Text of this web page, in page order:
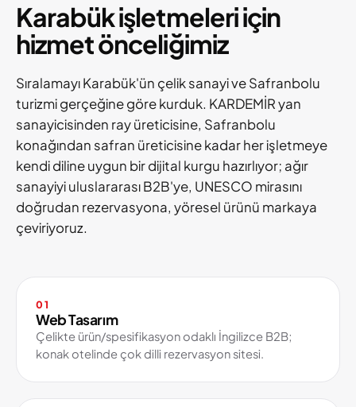
Karabük işletmeleri için
hizmet önceliğimiz
Sıralamayı Karabük'ün çelik sanayi ve Safranbolu
turizmi gerçeğine göre kurduk. KARDEMİR yan
sanayicisinden ray üreticisine, Safranbolu
konağından safran üreticisine kadar her işletmeye
kendi diline uygun bir dijital kurgu hazırlıyor; ağır
sanayiyi uluslararası B2B'ye, UNESCO mirasını
doğrudan rezervasyona, yöresel ürünü markaya
çeviriyoruz.
01
Web Tasarım
Çelikte ürün/spesifikasyon odaklı İngilizce B2B;
konak otelinde çok dilli rezervasyon sitesi.